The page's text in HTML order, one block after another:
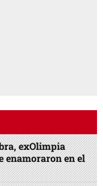
exOlimpia
enamoraron en el